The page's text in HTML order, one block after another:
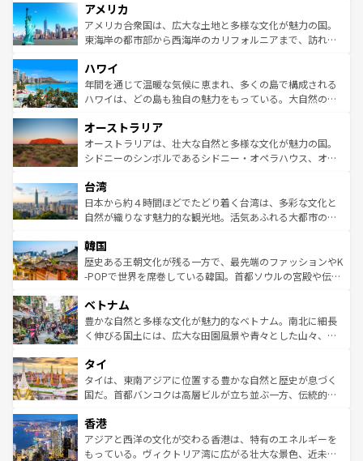
ンツ一覧を参照してほしい。
の建物がそのまま残る町や、スイスならではのユニークな
博物館もあり、アルプス観光だけでなく町歩きも満喫する
ことができる。国民の所得が高いため物価も高いが、旅行
ば市内交通費無料で観光を楽しむこともできる。 なお、新
着のスイス情報はコンテンツ一覧 を参照してほしい。
アメリカ
アメリカ合衆国は、広大な土地と多様な文化が魅力の国。
東海岸の都市部から西海岸のカリフォルニアまで、訪れる
のような巨大都市は、観光、ショッピング、エンターテイ
ンメントが詰まった刺激的なスポットだ。一方、アメリカ
西部には大自然が広がり、グランドキャニオンやイエロー
部のニューオーリンズでは、音楽と美食が融合した独特の
文化が魅力。旅行者はアメリカの各地域で異なる魅力を楽
しみながら、その多様性と豊かな歴史を感じることができ
ならではの贅沢な旅のスタイルだ。 なお、新着のアメリカ
情報はコンテンツ一覧を参照してほしい。
ハワイ
年間を通じて温暖な気候に恵まれ、多くの島で構成される
ハワイは、どの島も独自の魅力をもっている。大自然の神
ワイ島は見逃せない。また、定番の観光地といえばオアフ
島だが、静かな自然を求めるならマウイ島やカウアイ島が
おすすめ。エメラルドグリーンに輝く海をはじめ、豊かな
れるおもてなしの心で訪れる人々を迎えてくれるハワイの
人々、おいしいローカルフードやハワイアンミュージッ
ク、伝統的なフラダンスなど、すべてがハワイの魅力を彩
ワイを、存分に味わってほしい。 なお、新着のハワイ情報
はコンテンツ一覧を参照してほしい。
オーストラリア
オーストラリアは、壮大な自然と多様な文化が魅力の国。
シドニーのシンボルであるシドニー・オペラハウス、オー
リアリーフや大陸中央部にそびえるウルル（エアーズロッ
ク）、タスマニアの美しい原生林やケアンズの熱帯雨林な
ど、見どころがたくさん。また、カフェやワイン、オージ
いる。アクティビティも充実しており、サーフィンやダイ
ビング、ハイキングなど、アウトドア好きにはたまらな
い。オーストラリアの多彩な魅力を存分に味わいつくそ
参照してほしい。
台湾
日本から約４時間ほどでたどり着く台湾は、多彩な文化と
自然が織りなす魅力的な観光地。活気あふれる大都市の台
ン）、静ひつな山岳地帯である台湾東部など、都市の喧騒
と山間の静けさが共存しており、訪れる人に新しい発見と
驚きをもたらしてくれる。また、奥深い台湾の食文化も魅
容にもいいと評判のスイーツなど、バラエティ豊かな料理
が味わえる。 なお、新着の台湾情報は コンテンツ一覧を参
照してほしい。
韓国
歴史ある王朝文化が残る一方で、最先端のファッションやK
-POPで世界を席巻している韓国。首都ソウルの宮殿や伝統
き、地方に足を延ばせば四季折々の自然美を楽しむことが
できる。そして、キムチや焼肉、絶品のストリートフード
まで、さまざまな韓国料理が待っている。夜には、韓国な
リティに包まれながら、韓国の多彩な魅力を心ゆくまで味
わってみてほしい。 なお、新着の韓国情報はコンテンツ一
覧を参照してほしい。
ベトナム
豊かな自然と多様な文化が魅力的なベトナム。南北に細長
く伸びる国土には、広大な田園風景や青々とした山々、世
急速な発展と共に伝統が息づく。ハノイの古い町並みやホ
ーチミン市のフランス統治時代の建物も、独特の雰囲気を
醸し出している。また、バラエティの豊かさとおいしさで
とつ。フォーやバインミー、ベトナムコーヒーなどは、ぜ
ひ現地で味わいたい。どの地域を訪れてもあたたかい人々
が旅行者を迎えてくれるので、きっと忘れられない旅にな
タイ
タイは、東南アジアに位置する豊かな自然と歴史が息づく
国だ。首都バンコクは高層ビルが立ち並ぶ一方、伝統的な
の活気が交差している。北部ではチェンマイなどの山岳地
帯で自然と触れ合い、南部ではプーケットやクラビの美し
いビーチでリゾート気分を楽しむことができる。タイ料理
香港
アジアと西洋の文化が交わる香港は、特有のエネルギーを
もっている。ヴィクトリア湾に広がる壮大な景色、近未来